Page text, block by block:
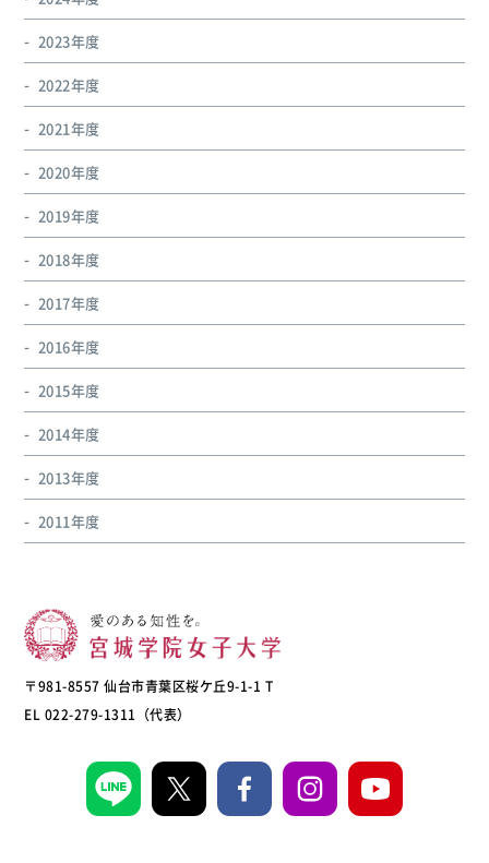
2023年度
2022年度
2021年度
2020年度
2019年度
2018年度
2017年度
2016年度
2015年度
2014年度
2013年度
2011年度
〒981-8557 仙台市青葉区桜ケ丘9-1-1 T
EL 022-279-1311（代表）